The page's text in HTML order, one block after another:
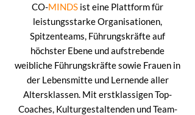
CO-MINDS ist eine Plattform für
leistungsstarke Organisationen,
Spitzenteams, Führungskräfte auf
höchster Ebene und aufstrebende
weibliche Führungskräfte sowie Frauen in
der Lebensmitte und Lernende aller
Altersklassen. Mit erstklassigen Top-
Coaches, Kulturgestaltenden und Team-